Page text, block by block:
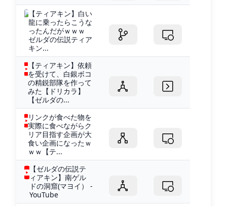
【ティアキン】白い
龍に乗ったらこうな
ったんだがｗｗｗ
ゼルダの伝説ティア
キン...
【ティアキン】依頼
を受けて、白銀ボコ
の精鋭部隊を作って
みた【ドリカラ】
【ゼルダの...
リンクが食べた物を
実際に食べながらク
リア目指す企画が大
食い企画になったｗ
ｗｗ【テ...
【ゼルダの伝説テ
ィアキン】南ゲル
ドの洞窟(マヨイ） -
YouTube